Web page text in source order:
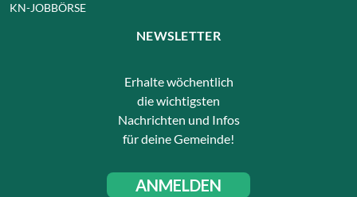
KN-JOBBÖRSE
NEWSLETTER
Erhalte wöchentlich
die wichtigsten
Nachrichten und Infos
für deine Gemeinde!
ANMELDEN